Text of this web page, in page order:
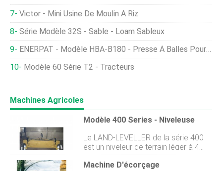
Victor - Mini Usine De Moulin À Riz
Série Modèle 32S - Sable - Loam Sableux
ENERPAT - Modèle HBA-B180 - Presse À Balles Pour Épis De Maïs
Modèle 60 Série T2 - Tracteurs
Machines Agricoles
Modèle 400 Series - Niveleuse
Le LAND-LEVELLER de la série 400
est un niveleur de terrain léger à 4
voies qui est extrêmement maniable
dans les petites zones telles que les
Machine D'écorçage